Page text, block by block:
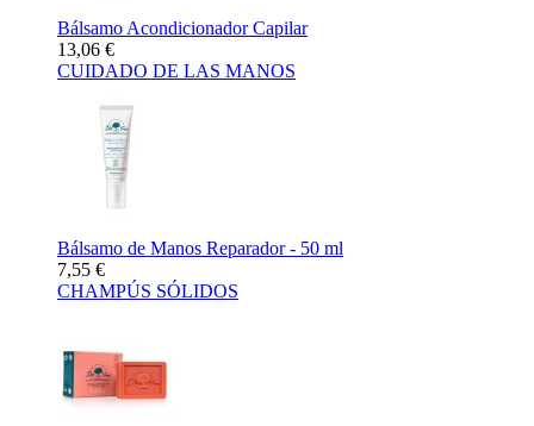
Bálsamo Acondicionador Capilar
13,06 €
CUIDADO DE LAS MANOS
Bálsamo de Manos Reparador - 50 ml
7,55 €
CHAMPÚS SÓLIDOS